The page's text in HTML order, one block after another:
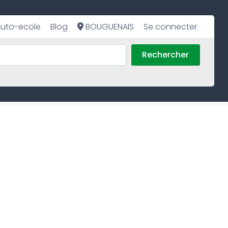
ecole Blog BOUGUENAIS Se connecter
Rechercher